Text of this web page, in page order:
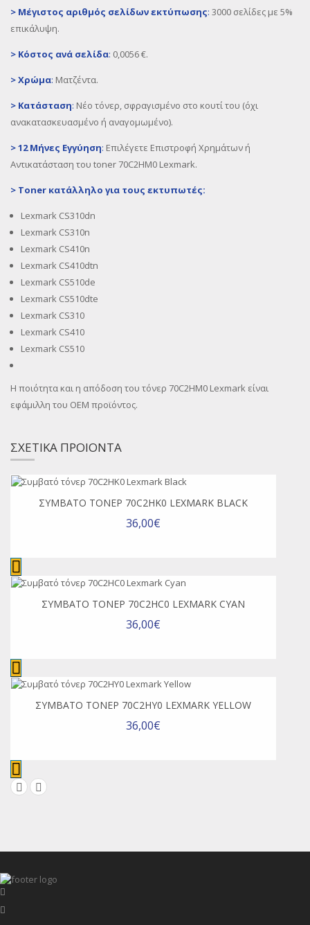
> Μέγιστος αριθμός σελίδων εκτύπωσης: 3000 σελίδες με 5%
επικάλυψη.
> Κόστος ανά σελίδα: 0,0056 €.
>Χρώμα: Mατζέντα.
> Κατάσταση: Νέο τόνερ, σφραγισμένο στο κουτί του (όχι
ανακατασκευασμένο ή αναγομωμένο).
>12 Μήνες Εγγύηση: Επιλέγετε Επιστροφή Χρημάτων ή
Αντικατάσταση του toner 70C2HM0 Lexmark.
> Toner κατάλληλο για τους εκτυπωτές:
Lexmark CS310dn
Lexmark CS310n
Lexmark CS410n
Lexmark CS410dtn
Lexmark CS510de
Lexmark CS510dte
Lexmark CS310
Lexmark CS410
Lexmark CS510
Η ποιότητα και η απόδοση του τόνερ 70C2HM0 Lexmark είναι
εφάμιλλη του OEM προϊόντος.
ΣΧΕΤΙΚΑ ΠΡΟΙΟΝΤΑ
ΣΥΜΒΑΤΌ ΤΌΝΕΡ 70C2HK0 LEXMARK BLACK
36,00€
ΣΥΜΒΑΤΌ ΤΌΝΕΡ 70C2HC0 LEXMARK CYAN
36,00€
ΣΥΜΒΑΤΌ ΤΌΝΕΡ 70C2HY0 LEXMARK YELLOW
36,00€